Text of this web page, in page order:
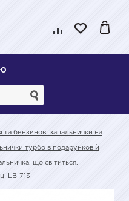
та бензинові запальнички на
турбо в подарунковій
що світиться,
LB-713